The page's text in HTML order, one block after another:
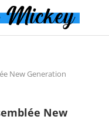
New Generation
New